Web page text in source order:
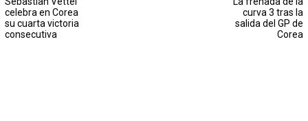
celebra en Corea
su cuarta victoria
consecutiva
curva 3 tras la
salida del GP de
Corea